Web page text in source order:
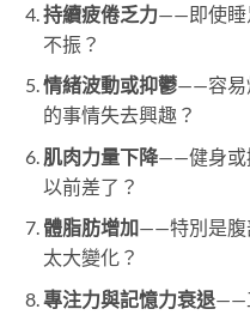
持續疲倦乏力——即使睡
不振？
情緒波動或抑鬱——容易
的事情失去興趣？
肌肉力量下降——健身或
以前差了？
體脂肪增加——特別是腹
太大變化？
專注力與記憶力衰退——